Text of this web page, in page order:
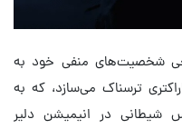
شخصیت‌های منفی خود به
ترسناک می‌سازد، که به
شیطانی در انیمیشن دلیر